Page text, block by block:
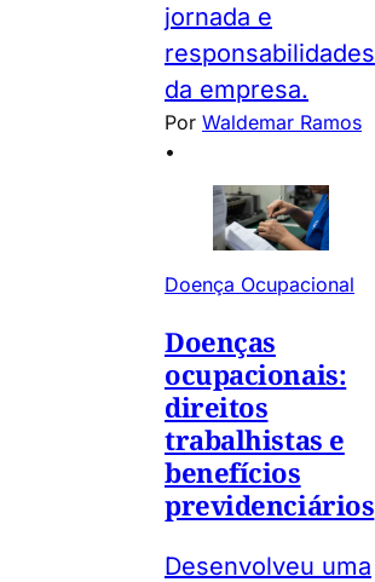
jornada e
responsabilidades
da empresa.
Por Waldemar Ramos
•
Doença Ocupacional
Doenças
ocupacionais:
direitos
trabalhistas e
benefícios
previdenciários
Desenvolveu uma